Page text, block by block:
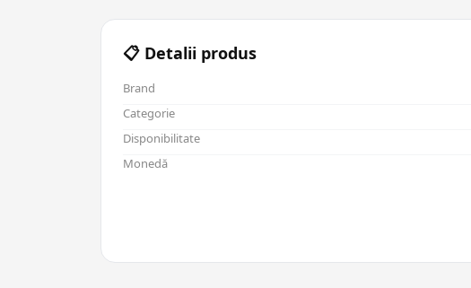
📋 Detalii produs
Brand
Categorie
Disponibilitate
Monedă